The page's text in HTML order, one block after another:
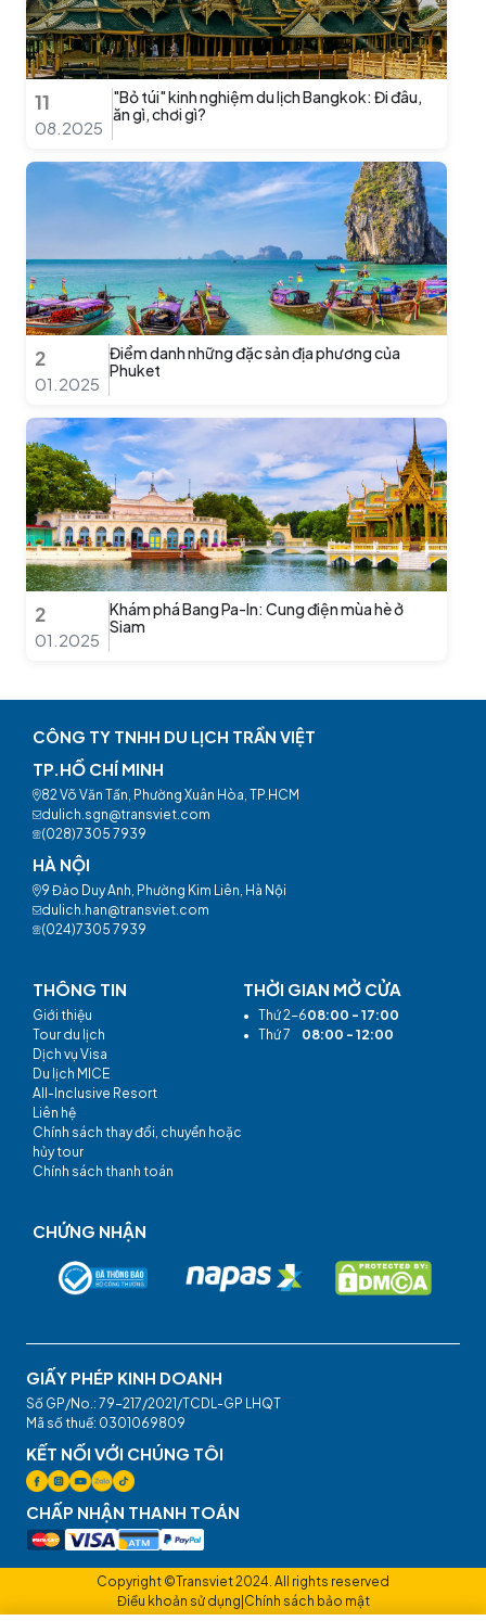
11
08.2025
"Bỏ túi" kinh nghiệm du lịch Bangkok: Đi đâu,
ăn gì, chơi gì?
2
01.2025
Điểm danh những đặc sản địa phương của
Phuket
2
01.2025
Khám phá Bang Pa-In: Cung điện mùa hè ở
Siam
CÔNG TY TNHH DU LỊCH TRẦN VIỆT
TP.HỒ CHÍ MINH
82 Võ Văn Tần, Phường Xuân Hòa, TP.HCM
dulich.sgn@transviet.com
(028)7305 7939
HÀ NỘI
9 Đào Duy Anh, Phường Kim Liên, Hà Nội
dulich.han@transviet.com
(024)7305 7939
THÔNG TIN
Giới thiệu
Tour du lịch
Dịch vụ Visa
Du lịch MICE
All-Inclusive Resort
Liên hệ
Chính sách thay đổi, chuyển hoặc
hủy tour
Chính sách thanh toán
THỜI GIAN MỞ CỬA
• Thứ 2-608:00 - 17:00
• Thứ 7 08:00 - 12:00
CHỨNG NHẬN
GIẤY PHÉP KINH DOANH
Số GP/No.: 79-217/2021/TCDL-GP LHQT
Mã số thuế: 0301069809
KẾT NỐI VỚI CHÚNG TÔI
CHẤP NHẬN THANH TOÁN
Copyright ©Transviet 2024. All rights reserved
Điều khoản sử dụng Chính sách bảo mật